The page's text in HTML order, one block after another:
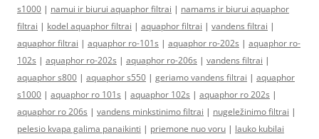
s1000 | namui ir biurui aquaphor filtrai | namams ir biurui aquaphor
filtrai | kodel aquaphor filtrai | aquaphor filtrai | vandens filtrai |
aquaphor filtrai | aquaphor ro-101s | aquaphor ro-202s | aquaphor ro-
102s | aquaphor ro-202s | aquaphor ro-206s | vandens filtrai |
aquaphor s800 | aquaphor s550 | geriamo vandens filtrai | aquaphor
s1000 | aquaphor ro 101s | aquaphor 102s | aquaphor ro 202s |
aquaphor ro 206s | vandens minkstinimo filtrai | nugeležinimo filtrai |
pelesio kvapa galima panaikinti | priemone nuo voru | lauko kubilai